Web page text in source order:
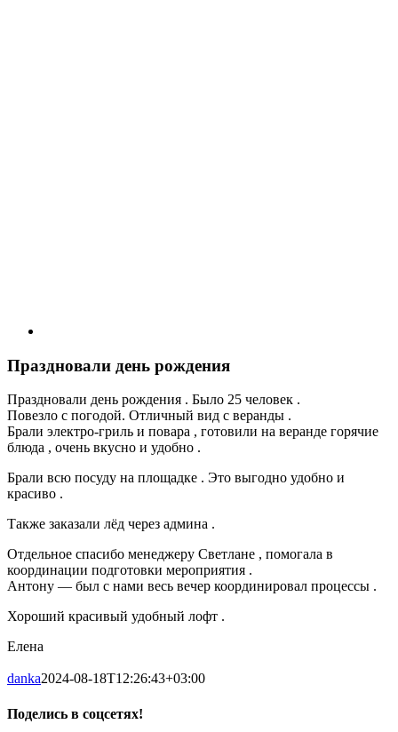
Праздновали день рождения
Праздновали день рождения . Было 25 человек .
Повезло с погодой. Отличный вид с веранды .
Брали электро-гриль и повара , готовили на веранде горячие
блюда , очень вкусно и удобно .
Брали всю посуду на площадке . Это выгодно удобно и
красиво .
Также заказали лёд через админа .
Отдельное спасибо менеджеру Светлане , помогала в
координации подготовки мероприятия .
Антону — был с нами весь вечер координировал процессы .
Хороший красивый удобный лофт .
Елена
danka2024-08-18T12:26:43+03:00
Поделись в соцсетях!